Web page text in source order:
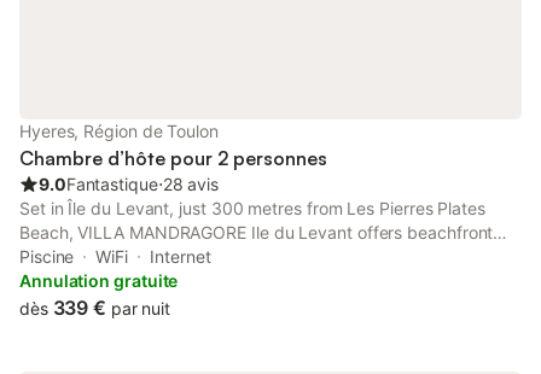
ville de Hyères. Notre maison de trois étages est très agréable
été comme hiver car bien ensoleil
Hyeres, Région de Toulon
Chambre d’hôte pour 2 personnes
9.0Fantastique⋅28 avis
Set in Île du Levant, just 300 metres from Les Pierres Plates
Beach, VILLA MANDRAGORE Ile du Levant offers beachfront
accommodation with a private beach area, water sports
facilities, a garden and free WiFi.
Piscine WiFi
Internet
Annulation gratuite
dès 339 € par nuit